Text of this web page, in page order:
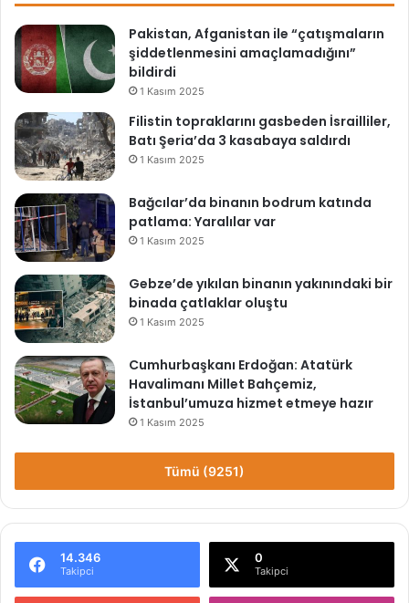
Pakistan, Afganistan ile “çatışmaların
şiddetlenmesini amaçlamadığını”
bildirdi
1 Kasım 2025
Filistin topraklarını gasbeden İsrailliler,
Batı Şeria’da 3 kasabaya saldırdı
1 Kasım 2025
Bağcılar’da binanın bodrum katında
patlama: Yaralılar var
1 Kasım 2025
Gebze’de yıkılan binanın yakınındaki bir
binada çatlaklar oluştu
1 Kasım 2025
Cumhurbaşkanı Erdoğan: Atatürk
Havalimanı Millet Bahçemiz,
İstanbul’umuza hizmet etmeye hazır
1 Kasım 2025
Tümü (9251)
14.346
Takipci
0
Takipci